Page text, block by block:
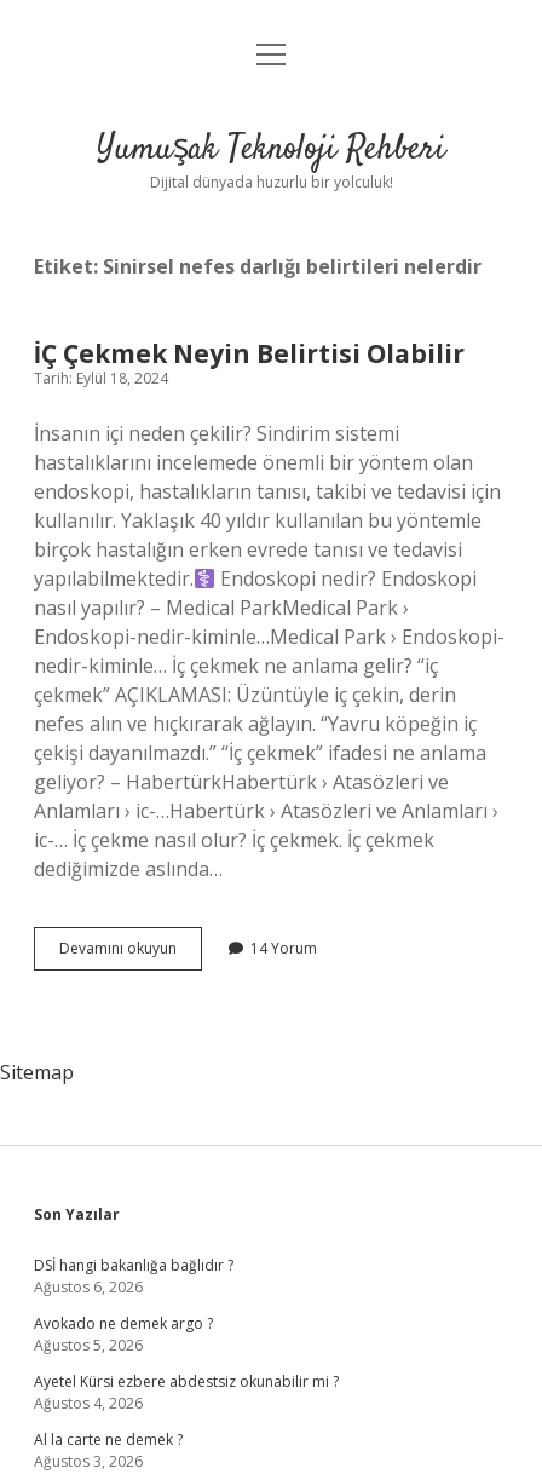
Anasayfa
Yasal Uyarı
menüyü
Yumuşak Teknoloji Rehberi
Dijital dünyada huzurlu bir yolculuk!
Etiket: Sinirsel nefes darlığı belirtileri nelerdir
İÇ Çekmek Neyin Belirtisi Olabilir
Tarih: Eylül 18, 2024
İnsanın içi neden çekilir? Sindirim sistemi
hastalıklarını incelemede önemli bir yöntem olan
endoskopi, hastalıkların tanısı, takibi ve tedavisi için
kullanılır. Yaklaşık 40 yıldır kullanılan bu yöntemle
birçok hastalığın erken evrede tanısı ve tedavisi
yapılabilmektedir.‍
Endoskopi nedir? Endoskopi
nasıl yapılır? – Medical ParkMedical Park ›
Endoskopi-nedir-kiminle…Medical Park › Endoskopi-
nedir-kiminle… İç çekmek ne anlama gelir? “iç
çekmek” AÇIKLAMASI: Üzüntüyle iç çekin, derin
nefes alın ve hıçkırarak ağlayın. “Yavru köpeğin iç
çekişi dayanılmazdı.” “İç çekmek” ifadesi ne anlama
geliyor? – HabertürkHabertürk › Atasözleri ve
Anlamları › ic-…Habertürk › Atasözleri ve Anlamları ›
ic-… İç çekme nasıl olur? İç çekmek. İç çekmek
dediğimizde aslında…
Devamını okuyun
Çekmek
14 Yorum
Sitemap
Sidebar
Son Yazılar
DSİ hangi bakanlığa bağlıdır ?
Ağustos 6, 2026
Avokado ne demek argo ?
Ağustos 5, 2026
Ayetel Kürsi ezbere abdestsiz okunabilir mi ?
Ağustos 4, 2026
Al la carte ne demek ?
Ağustos 3, 2026